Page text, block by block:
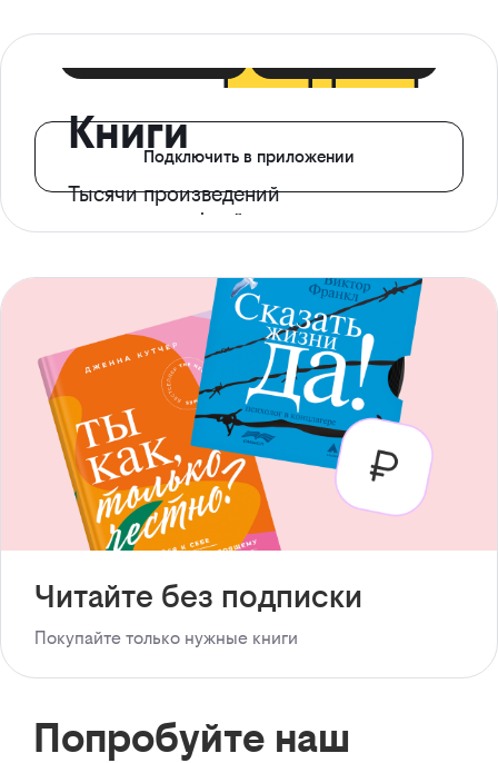
Книги
Тысячи произведений
с доступом офлайн
Подключить в приложении
Читайте без подписки
Покупайте только нужные книги
Попробуйте наш